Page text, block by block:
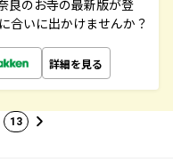
良のお寺の最新版が登
合いに出かけませんか？
詳細を見る
13